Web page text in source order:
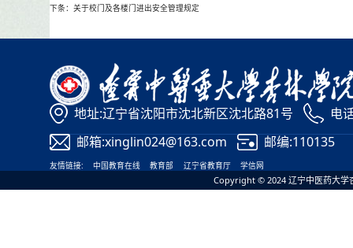
下条：关于校门及各楼门进出安全管理规定
地址:辽宁省沈阳市沈北新区沈北路81号
电
邮箱:xinglin024@163.com
邮编:110135
友情链接: 中国教育在线 教育部 辽宁省教育厅 学信网
Copyright © 2024 辽宁中医药大